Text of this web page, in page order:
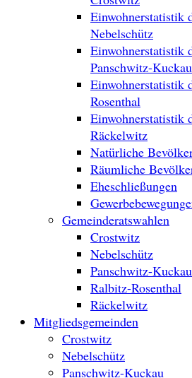
Einwohnerstatistik
Nebelschütz
Einwohnerstatistik
Panschwitz-Kuckau
Einwohnerstatistik
Rosenthal
Einwohnerstatistik
Räckelwitz
Natürliche
Räumliche
Eheschließungen
Gemeinderatswahlen
Crostwitz
Nebelschütz
Panschwitz-Kuckau
Ralbitz-Rosenthal
Räckelwitz
Mitgliedsgemeinden
Crostwitz
Nebelschütz
Panschwitz-Kuckau